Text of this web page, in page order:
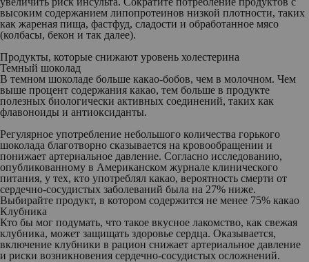
высоким содержанием липопротеинов низкой плотности, таких
как жареная пища, фастфуд, сладости и обработанное мясо
(колбасы, бекон и так далее).
Продукты, которые снижают уровень холестерина
Темный шоколад
В темном шоколаде больше какао-бобов, чем в молочном. Чем
выше процент содержания какао, тем больше в продукте
полезных биологически активных соединений, таких как
флавоноиды и антиоксиданты.
Регулярное употребление небольшого количества горького
шоколада благотворно сказывается на кровообращении и
понижает артериальное давление. Согласно исследованию,
опубликованному в Американском журнале клинического
питания, у тех, кто употреблял какао, вероятность смерти от
сердечно-сосудистых заболеваний была на 27% ниже.
Выбирайте продукт, в котором содержится не менее 75% какао
Клубника
Кто бы мог подумать, что такое вкусное лакомство, как свежая
клубника, может защищать здоровье сердца. Оказывается,
включение клубники в рацион снижает артериальное давление
и риски возникновения сердечно-сосудистых осложнений.